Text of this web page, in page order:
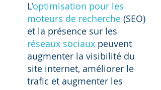
L'optimisation pour les
moteurs de recherche (SEO)
et la présence sur les
réseaux sociaux peuvent
augmenter la visibilité du
site internet, améliorer le
trafic et augmenter les